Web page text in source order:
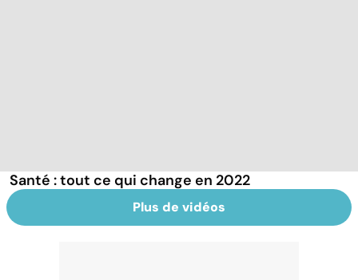
Santé : tout ce qui change en 2022
Plus de vidéos